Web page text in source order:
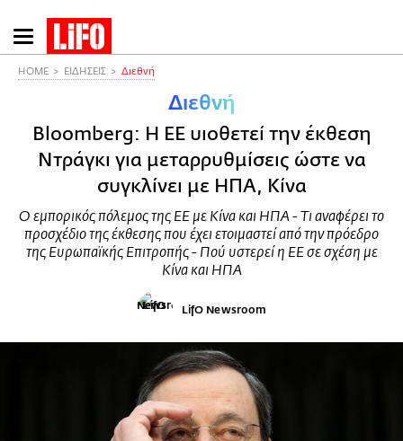
Παράκαμψη
προς
HOME ΕΙΔΗΣΕΙΣ Διεθνή
Διεθνή
Bloomberg: Η ΕΕ υιοθετεί την έκθεση
Ντράγκι για μεταρρυθμίσεις ώστε να
συγκλίνει με ΗΠΑ, Κίνα
Ο εμπορικός πόλεμος της ΕΕ με Κίνα και ΗΠΑ - Τι αναφέρει το
προσχέδιο της έκθεσης που έχει ετοιμαστεί από την πρόεδρο
της Ευρωπαϊκής Επιτροπής - Πού υστερεί η ΕΕ σε σχέση με
Κίνα και ΗΠΑ
LifO Newsroom